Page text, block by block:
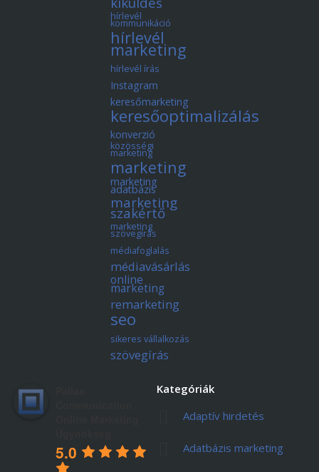
hírlevél
kommunikáció
hírlevél
marketing
hírlevél írás
Instagram
keresőmarketing
keresőoptimalizálás
konverzió
közösségi
marketing
marketing
marketing
adatbázis
marketing
szakértő
marketing
szövegírás
médiafoglalás
médiavásárlás
online
marketing
remarketing
seo
sikeres vállalkozás
szövegírás
5.0
Kategóriák
Adaptív hirdetés
Adatbázis marketing